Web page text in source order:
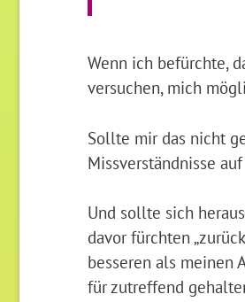
Wenn ich befürchte,
versuchen, mich
Sollte mir das nicht
Missverständnisse
Und sollte sich
davor fürchten
besseren als meinen
für zutreffend